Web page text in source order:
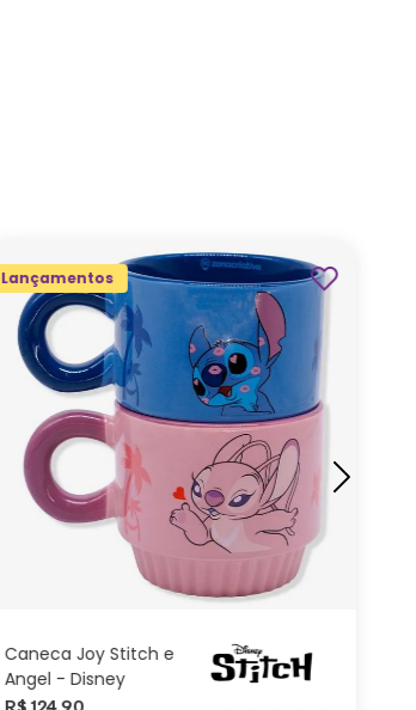
Lançamentos
Caneca Joy Stitch e
Angel - Disney
R$ 124,90
ADICIONAR AO
CARRINHO